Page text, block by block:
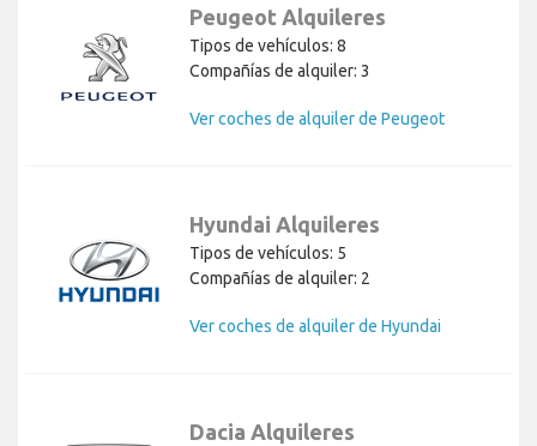
Peugeot Alquileres
Tipos de vehículos: 8
Compañías de alquiler: 3
Ver coches de alquiler de Peugeot
Hyundai Alquileres
Tipos de vehículos: 5
Compañías de alquiler: 2
Ver coches de alquiler de Hyundai
Dacia Alquileres